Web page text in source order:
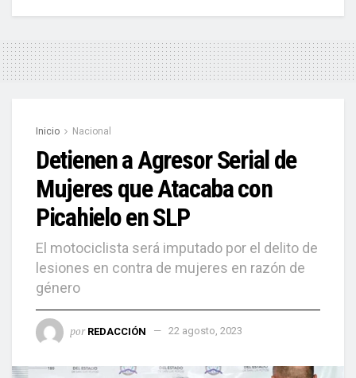
Inicio Nacional
Detienen a Agresor Serial de
Mujeres que Atacaba con
Picahielo en SLP
El motociclista será imputado por el delito de
lesiones en contra de mujeres en razón de
género
por REDACCIÓN 22 agosto, 2023